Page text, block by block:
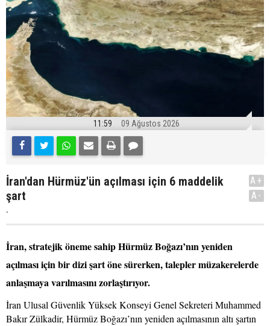
11:59 09 Ağustos 2026
İran'dan Hürmüz'ün açılması için 6 maddelik
şart
.
A+
A-
İran, stratejik öneme sahip Hürmüz Boğazı’nın yeniden
açılması için bir dizi şart öne sürerken, talepler müzakerelerde
anlaşmaya varılmasını zorlaştırıyor.
İran Ulusal Güvenlik Yüksek Konseyi Genel Sekreteri Muhammed
Bakır Zülkadir, Hürmüz Boğazı’nın yeniden açılmasının altı şartın